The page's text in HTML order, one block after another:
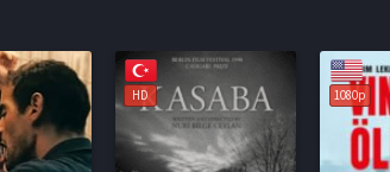
1080p 1080p